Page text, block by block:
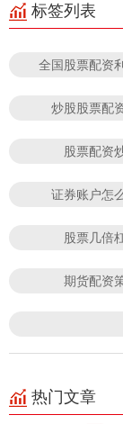
标签列表
全国股票配资
炒股股票配
股票配资
证券账户怎
股票几倍
期货配资
热门文章